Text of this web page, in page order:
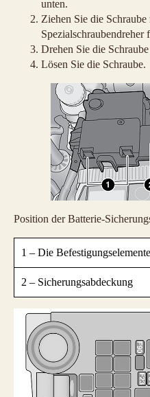
unten.
Ziehen Sie die
Spezialschraubendreher
Drehen Sie die
Lösen Sie die Schraube.
Position der Batterie-
1 – Die
2 – Sicherungsabdeckung